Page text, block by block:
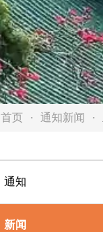
首页 通知新闻
通知
新闻